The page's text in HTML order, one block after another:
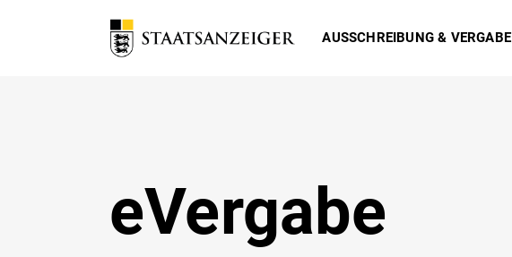
AUSSCHREIBUNG & VERGABE
eVergabe